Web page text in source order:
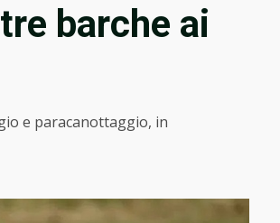
barche ai
e paracanottaggio, in